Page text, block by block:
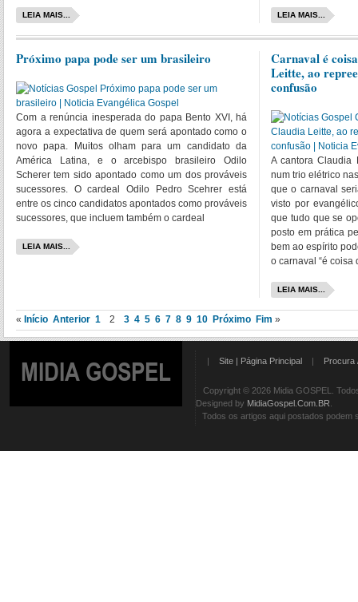
LEIA MAIS... LEIA MAIS...
Próximo papa pode ser um brasileiro
Com a renúncia inesperada do papa Bento XVI, há
agora a expectativa de quem será apontado como o
novo papa. Muitos olham para um candidato da
América Latina, e o arcebispo brasileiro Odilo
Scherer tem sido apontado como um dos prováveis
sucessores. O cardeal Odilo Pedro Scehrer está
entre os cinco candidatos apontados como prováveis
sucessores, que incluem também o cardeal
LEIA MAIS...
Carnaval é
Leitte, ao
confusão
A cantora Claudia
num trio elétrico
que o carnaval
visto por
que tudo que se
posto em prática
bem ao espírito
o carnaval “é coisa
LEIA MAIS...
« Início Anterior 1 2 3 4 5 6 7 8 9 10 Próximo Fim »
MIDIA GOSPEL | Site | Página Principal | Procura
Copyright © 2026 Midia GOSPEL.
Designed by MidiaGospel.Com.BR
Todos os artigos aqui postados podem